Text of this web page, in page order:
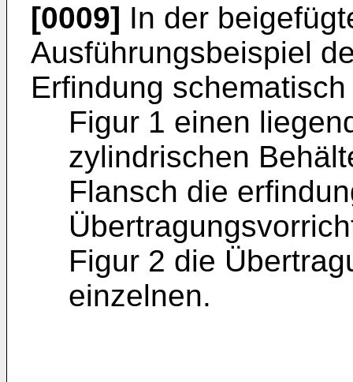
[0009] In der
Ausführungsbeispiel
Erfindung
Figur 1 einen
zylindrischen
Flansch die
Figur 2 die
einzelnen.